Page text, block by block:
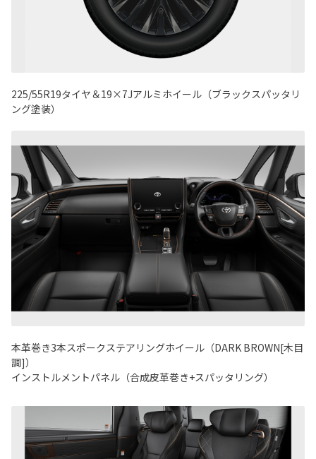
225/55R19タイヤ＆19×7Jアルミホイール（ブラックスパッタリ
ング塗装）
本革巻き3本スポークステアリングホイール（DARK BROWN[木目
調]）
インストルメントパネル（合成皮革巻き+スパッタリング）